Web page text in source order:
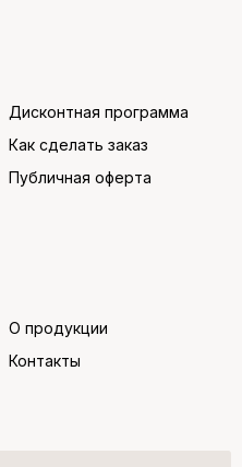
Дисконтная программа
Как сделать заказ
Публичная оферта
О продукции
Контакты